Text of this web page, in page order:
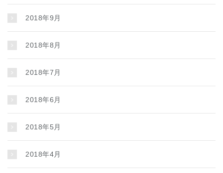
2018年9月
2018年8月
2018年7月
2018年6月
2018年5月
2018年4月